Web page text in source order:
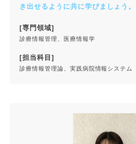
き出せるように共に学びましょう。
[専門領域]
診療情報管理、医療情報学
[担当科目]
診療情報管理論、実践病院情報システム